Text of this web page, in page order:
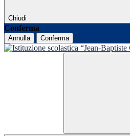
Chiudi
Conferma
Annulla Conferma